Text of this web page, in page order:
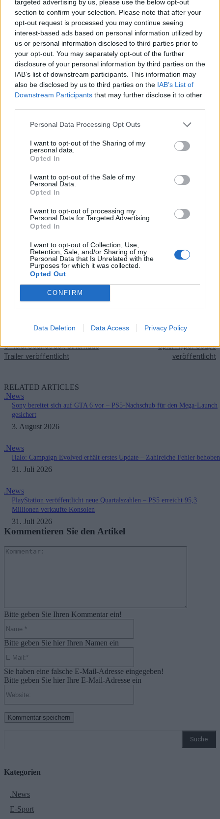
targeted advertising by us, please use the below opt-out
section to confirm your selection. Please note that after your
opt-out request is processed you may continue seeing
interest-based ads based on personal information utilized by
us or personal information disclosed to third parties prior to
your opt-out. You may separately opt-out of the further
disclosure of your personal information by third parties on the
IAB’s list of downstream participants. This information may
also be disclosed by us to third parties on the IAB’s List of
Downstream Participants that may further disclose it to other
Personal Data Processing Opt Outs
I want to opt-out of the Sharing of my
personal data.
Opted In
I want to opt-out of the Sale of my
Personal Data.
Opted In
I want to opt-out of processing my
Personal Data for Targeted Advertising.
Opted In
I want to opt-out of Collection, Use,
Retention, Sale, and/or Sharing of my
Personal Data that Is Unrelated with the
Purposes for which it was collected.
Opted Out
CONFIRM
Data Deletion Data Access Privacy Policy
Artikeln, Lebensmittel-Lieferungen innerhalb von zwei Stunden mit
Amazon Fresh und Whole Foods Market, exklusive Rabattaktionen,
Vorabzugänge zu Deals, Prime Day und Vieles mehr. Außerdem
haben sie mit Prime Video unlimitierten Zugang zu tausenden an
preisgekrönten Filmen und Fernsehserien, zwei Millionen Songs,
tausende von Radiosendern und Playlists mit Amazon Music, freien
Zugang zu einer ständig wechselnden Auswahl an mehr als 1000
Büchern und Zeitschriften mit Prime Reading, sowie unlimitierten
Speicherplatz für Fotos mit Amazon Photos.
Prime Gaming ist in die Prime-Mitgliedschaft und das Prime-
Video-Abo in mehr als 200 Ländern und Territorien
miteingeschlossen. Prime-Mitglieder können ab sofort auf
Prime Gaming-Inhalte
zugreifen. Wer noch kein Mitglied ist,
kann hier mehr erfahren und den30 Tage Prime
Gratiszeitraum ausprobieren.
Da hat Amazon schon die kommende PlayStation5
wir euch natürlich sofort informieren. Aber hier
schon mal den
zum Amazon Angebot.
Vorheriger Artikel
Official Soundtrack Cinematic
Trailer veröffentlicht
Nächster Artikel
Spiel Hyper Scape
veröffentlicht
RELATED ARTICLES
.News
Sony bereitet sich auf GTA 6 vor – PS5-Nachschub für den Mega-Launch
gesichert
3. August 2026
.News
Halo: Campaign Evolved erhält erstes Update – Zahlreiche Fehler behoben
31. Juli 2026
.News
PlayStation veröffentlicht neue Quartalszahlen – PS5 erreicht 95,3
Millionen verkaufte Konsolen
31. Juli 2026
Kommentieren Sie den Artikel
Bitte geben Sie Ihren Kommentar ein!
Bitte geben Sie hier Ihren Namen ein
Sie haben eine falsche E-Mail-Adresse eingegeben!
Bitte geben Sie hier Ihre E-Mail-Adresse ein
Suche
Kategorien
.News
E-Sport